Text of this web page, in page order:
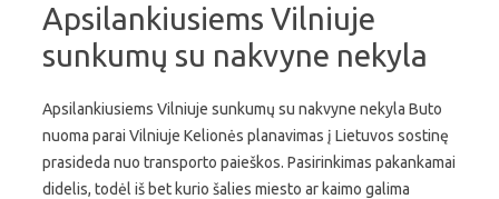
Apsilankiusiems Vilniuje
sunkumų su nakvyne nekyla
Apsilankiusiems Vilniuje sunkumų su nakvyne nekyla Buto
nuoma parai Vilniuje Kelionės planavimas į Lietuvos sostinę
prasideda nuo transporto paieškos. Pasirinkimas pakankamai
didelis, todėl iš bet kurio šalies miesto ar kaimo galima